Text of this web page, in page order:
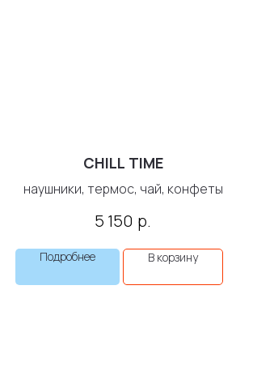
CHILL TIME
наушники, термос, чай, конфеты
5 150 р.
Подробнее В корзину